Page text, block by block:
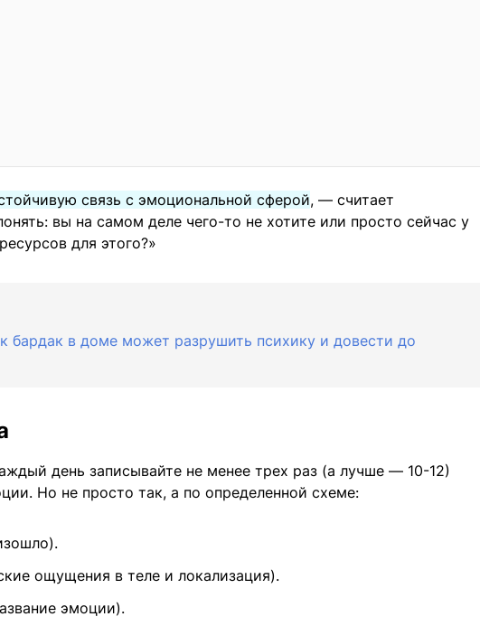
связь с эмоциональной сферой, — считает
вы на самом деле чего-то не хотите или просто сейчас у
для этого?»
бардак в доме может разрушить психику и довести до
день записывайте не менее трех раз (а лучше — 10-12)
Но не просто так, а по определенной схеме:
ощущения в теле и локализация).
эмоции).